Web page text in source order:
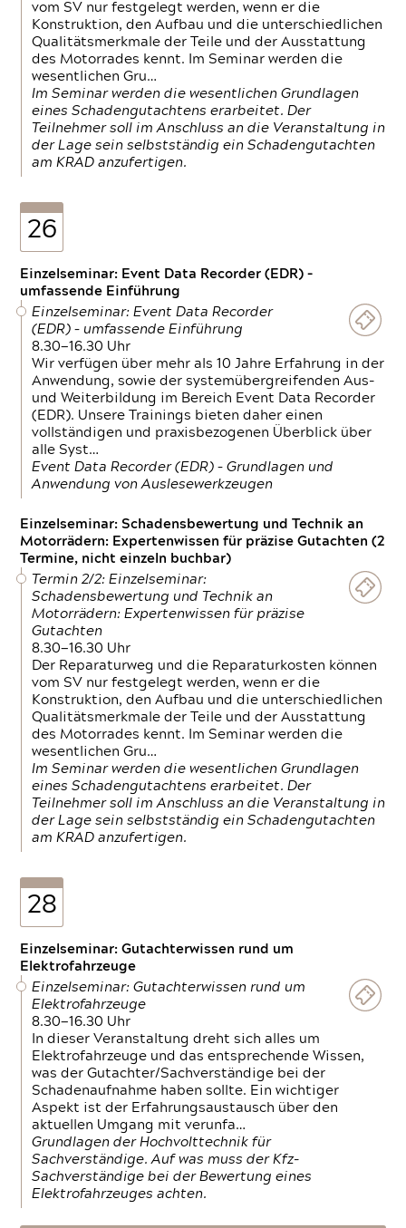
vom SV nur festgelegt werden, wenn er die
Konstruktion, den Aufbau und die unterschiedlichen
Qualitätsmerkmale der Teile und der Ausstattung
des Motorrades kennt. Im Seminar werden die
wesentlichen Gru…
Im Seminar werden die wesentlichen Grundlagen
eines Schadengutachtens erarbeitet. Der
Teilnehmer soll im Anschluss an die Veranstaltung in
der Lage sein selbstständig ein Schadengutachten
am KRAD anzufertigen.
26
Einzelseminar: Event Data Recorder (EDR) –
umfassende Einführung
Einzelseminar: Event Data Recorder
(EDR) – umfassende Einführung
8.30—16.30 Uhr
Wir verfügen über mehr als 10 Jahre Erfahrung in der
Anwendung, sowie der systemübergreifenden Aus-
und Weiterbildung im Bereich Event Data Recorder
(EDR). Unsere Trainings bieten daher einen
vollständigen und praxisbezogenen Überblick über
alle Syst…
Event Data Recorder (EDR) – Grundlagen und
Anwendung von Auslesewerkzeugen
Einzelseminar: Schadensbewertung und Technik an
Motorrädern: Expertenwissen für präzise Gutachten (2
Termine, nicht einzeln buchbar)
Termin 2/2: Einzelseminar:
Schadensbewertung und Technik an
Motorrädern: Expertenwissen für präzise
Gutachten
8.30—16.30 Uhr
Der Reparaturweg und die Reparaturkosten können
vom SV nur festgelegt werden, wenn er die
Konstruktion, den Aufbau und die unterschiedlichen
Qualitätsmerkmale der Teile und der Ausstattung
des Motorrades kennt. Im Seminar werden die
wesentlichen Gru…
Im Seminar werden die wesentlichen Grundlagen
eines Schadengutachtens erarbeitet. Der
Teilnehmer soll im Anschluss an die Veranstaltung in
der Lage sein selbstständig ein Schadengutachten
am KRAD anzufertigen.
28
Einzelseminar: Gutachterwissen rund um
Elektrofahrzeuge
Einzelseminar: Gutachterwissen rund um
Elektrofahrzeuge
8.30—16.30 Uhr
In dieser Veranstaltung dreht sich alles um
Elektrofahrzeuge und das entsprechende Wissen,
was der Gutachter/Sachverständige bei der
Schadenaufnahme haben sollte. Ein wichtiger
Aspekt ist der Erfahrungsaustausch über den
aktuellen Umgang mit verunfa…
Grundlagen der Hochvolttechnik für
Sachverständige. Auf was muss der Kfz-
Sachverständige bei der Bewertung eines
Elektrofahrzeuges achten.